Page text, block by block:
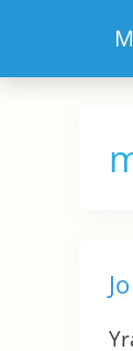
turinio